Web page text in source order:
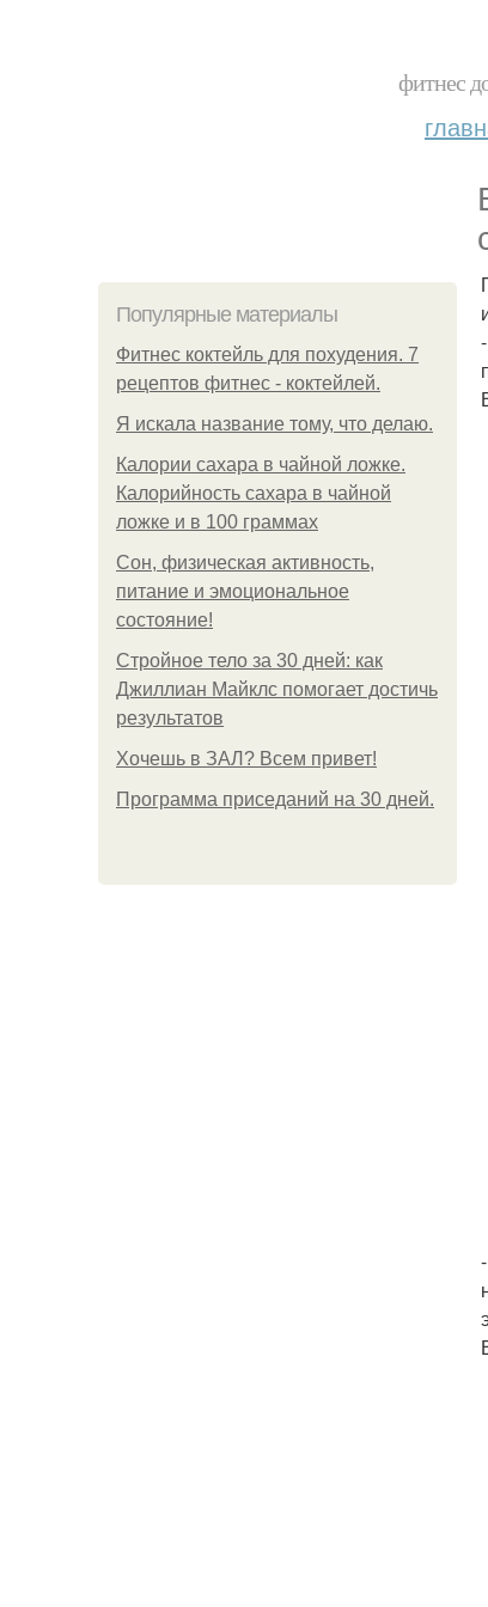
фитнес
Популярные материалы
Фитнес коктейль для похудения. 7
рецептов фитнес - коктейлей.
Я искала название тому, что делаю.
Калории сахара в чайной ложке.
Калорийность сахара в чайной
ложке и в 100 граммах
Сон, физическая активность,
питание и эмоциональное
состояние!
Стройное тело за 30 дней: как
Джиллиан Майклс помогает достичь
результатов
Хочешь в ЗАЛ? Всем привет!
Программа приседаний на 30 дней.